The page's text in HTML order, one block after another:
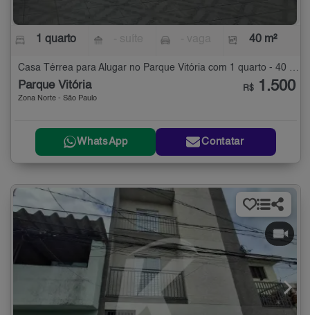
1 quarto 40 m²
Casa Térrea para Alugar no Parque Vitória com 1 quarto - 40 m²
Parque Vitória
Zona Norte - São Paulo
R$ 1.500
WhatsApp Contatar